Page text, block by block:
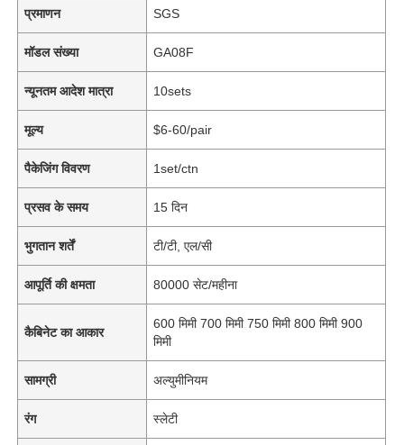
प्रमाणन SGS
मॉडल संख्या GA08F
न्यूनतम आदेश मात्रा 10sets
मूल्य $6-60/pair
पैकेजिंग विवरण 1set/ctn
प्रसव के समय 15 दिन
भुगतान शर्तें टी/टी, एल/सी
आपूर्ति की क्षमता 80000 सेट/महीना
कैबिनेट का आकार
600 मिमी 700 मिमी 750 मिमी 800 मिमी 900
मिमी
सामग्री अल्युमीनियम
रंग स्लेटी